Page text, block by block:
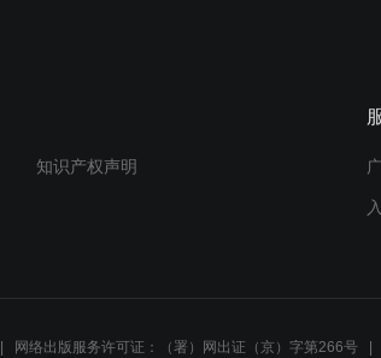
知识产权声明
网络出版服务许可证：（署）网出证（京）字第266号